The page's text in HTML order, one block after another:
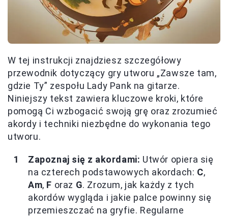
W tej instrukcji znajdziesz szczegółowy
przewodnik dotyczący gry utworu „Zawsze tam,
gdzie Ty” zespołu Lady Pank na gitarze.
Niniejszy tekst zawiera kluczowe kroki, które
pomogą Ci wzbogacić swoją grę oraz zrozumieć
akordy i techniki niezbędne do wykonania tego
utworu.
Zapoznaj się z akordami: Utwór opiera się
na czterech podstawowych akordach: C,
Am, F oraz G. Zrozum, jak każdy z tych
akordów wygląda i jakie palce powinny się
przemieszczać na gryfie. Regularne